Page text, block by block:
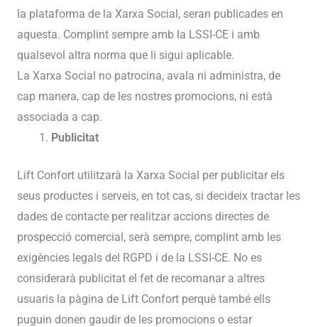
la plataforma de la Xarxa Social, seran publicades en
aquesta. Complint sempre amb la LSSI-CE i amb
qualsevol altra norma que li sigui aplicable.
La Xarxa Social no patrocina, avala ni administra, de
cap manera, cap de les nostres promocions, ni està
associada a cap.
Publicitat
Lift Confort utilitzarà la Xarxa Social per publicitar els
seus productes i serveis, en tot cas, si decideix tractar les
dades de contacte per realitzar accions directes de
prospecció comercial, serà sempre, complint amb les
exigències legals del RGPD i de la LSSI-CE. No es
considerarà publicitat el fet de recomanar a altres
usuaris la pàgina de Lift Confort perquè també ells
puguin donen gaudir de les promocions o estar